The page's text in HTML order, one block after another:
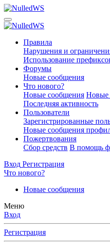
Правила
Нарушения и
Использование
Форумы
Новые сообщения
Что нового?
Новые сообщения Новые
Последняя активность
Пользователи
Зарегистрированные
Новые сообщения
Пожертвования
Сбор средств В помощь
Вход Регистрация
Что нового?
Новые сообщения
Меню
Вход
Регистрация